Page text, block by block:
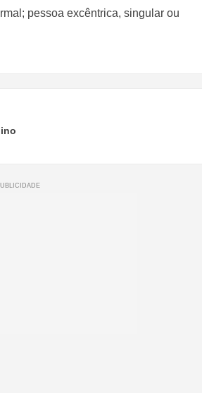
pessoa excêntrica, singular ou